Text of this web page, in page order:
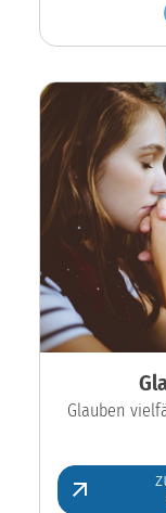
Glauben